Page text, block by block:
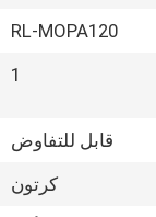
RL-MOPA120
1
قابل للتفاوض
كرتون